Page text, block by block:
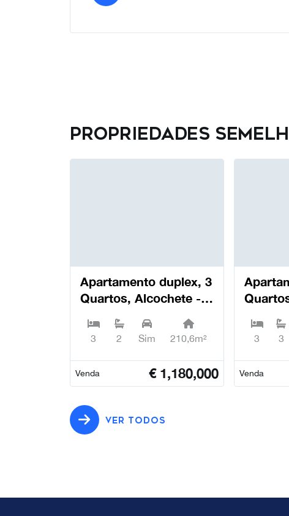
Propriedades
Apartamento duplex, 3
Quartos, Alcochete -
3 2 Sim 210,6m²
Venda € 1,180,000
3 3
Venda
VER TODOS